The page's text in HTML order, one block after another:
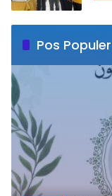
Pos Populer